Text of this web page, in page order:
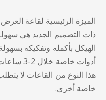
الميزة الرئيسية لقاعة
ذات التصميم الجديد هي
الهيكل بأكمله وتفكيكه
أدوات
هذا النوع من القاعات لا
خاصة أخرى.